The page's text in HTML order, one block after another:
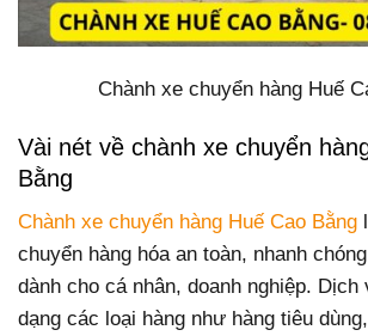
Chành xe chuyển hàng Huế
Vài nét về chành xe chuyển
Bằng
Chành xe chuyển hàng Huế Cao Bằng
chuyển hàng hóa an toàn, nhanh
dành cho cá nhân, doanh nghiệp. Dịch
dạng các loại hàng như hàng tiêu